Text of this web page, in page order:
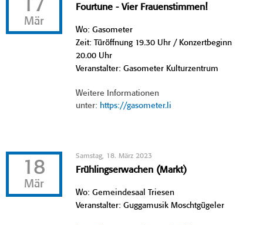
17
Mär
Fourtune - Vier Frauenstimmen!
Wo: Gasometer
Zeit: Türöffnung 19.30 Uhr / Konzertbeginn
20.00 Uhr
Veranstalter: Gasometer Kulturzentrum
Weitere Informationen
unter: https://gasometer.li
18
Mär
Samstag, 18. März 2023
Frühlingserwachen (Markt)
Wo: Gemeindesaal Triesen
Veranstalter: Guggamusik Moschtgügeler